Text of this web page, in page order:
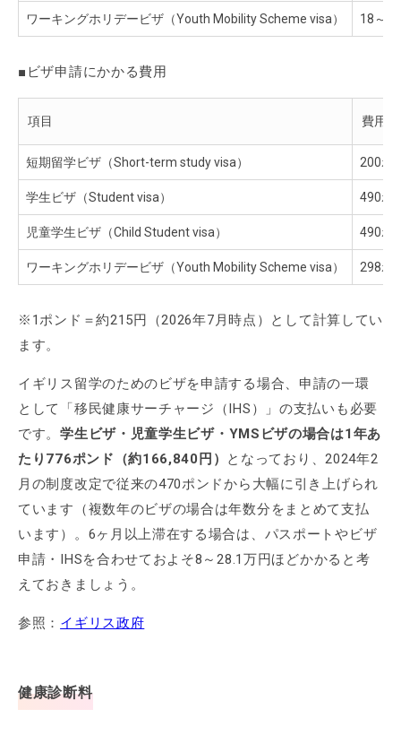
ワーキングホリデービザ（Youth Mobility Scheme visa） 18～
■ビザ申請にかかる費用
項目 費用
短期留学ビザ（Short-term study visa） 200ポ
学生ビザ（Student visa） 490ポ
児童学生ビザ（Child Student visa） 490ポ
ワーキングホリデービザ（Youth Mobility Scheme visa） 298ポ
※1ポンド＝約215円（2026年7月時点）として計算してい
ます。
イギリス留学のためのビザを申請する場合、申請の一環
として「移民健康サーチャージ（IHS）」の支払いも必要
です。学生ビザ・児童学生ビザ・YMSビザの場合は1年あ
たり776ポンド（約166,840円） となっており、2024年2
月の制度改定で従来の470ポンドから大幅に引き上げられ
ています（複数年のビザの場合は年数分をまとめて支払
います）。6ヶ月以上滞在する場合は、パスポートやビザ
申請・IHSを合わせておよそ8～28.1万円ほどかかると考
えておきましょう。
参照： イギリス政府
健康診断料